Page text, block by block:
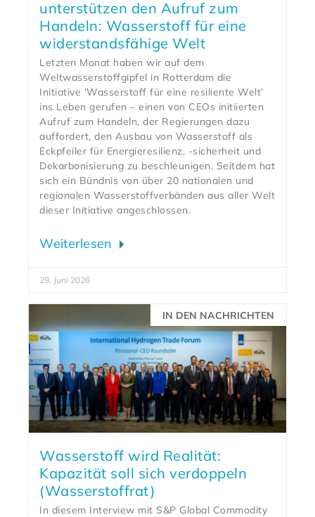
unterstützen den Aufruf zum
Handeln: Wasserstoff für eine
widerstandsfähige Welt
Letzten Monat haben wir auf dem
Weltwasserstoffgipfel in Rotterdam die
Initiative ‘Wasserstoff für eine resiliente Welt’
ins Leben gerufen – einen von CEOs initiierten
Aufruf zum Handeln, der Regierungen dazu
auffordert, den Ausbau von Wasserstoff als
Eckpfeiler für Energieresilienz, -sicherheit und
Dekarbonisierung zu beschleunigen. Seitdem hat
sich ein Bündnis von über 20 nationalen und
regionalen Wasserstoffverbänden aus aller Welt
dieser Initiative angeschlossen.
Weiterlesen
29. Juni 2026
IN DEN NACHRICHTEN
Wasserstoff wird Realität:
Kapazität soll sich verdoppeln
(Wasserstoffrat)
In diesem Interview mit S&P Global Commodity